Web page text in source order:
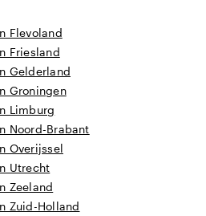
Flevoland
Friesland
Gelderland
Groningen
Limburg
Noord-Brabant
Overijssel
Utrecht
Zeeland
Zuid-Holland